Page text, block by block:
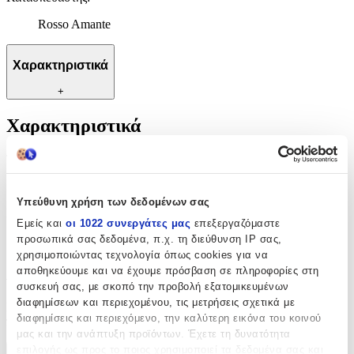
Υπεύθυνη χρήση των δεδομένων σας
Εμείς και οι 1022 συνεργάτες μας επεξεργαζόμαστε
προσωπικά σας δεδομένα, π.χ. τη διεύθυνση IP σας,
χρησιμοποιώντας τεχνολογία όπως cookies για να
αποθηκεύουμε και να έχουμε πρόσβαση σε πληροφορίες στη
συσκευή σας, με σκοπό την προβολή εξατομικευμένων
διαφημίσεων και περιεχομένου, τις μετρήσεις σχετικά με
διαφημίσεις και περιεχόμενο, την καλύτερη εικόνα του κοινού
μας και την ανάπτυξη προϊόντων. Έχετε τη δυνατότητα
Rosso Amante
Χαρακτηριστικά
+
Χαρακτηριστικά
Τύπος
Rosso Amante
Αξιολογήσεις
Προς το παρόν δεν υπάρχουν άλλες αξιολογήσεις. Όταν
προστεθούν, θα εμφανιστούν εδώ.